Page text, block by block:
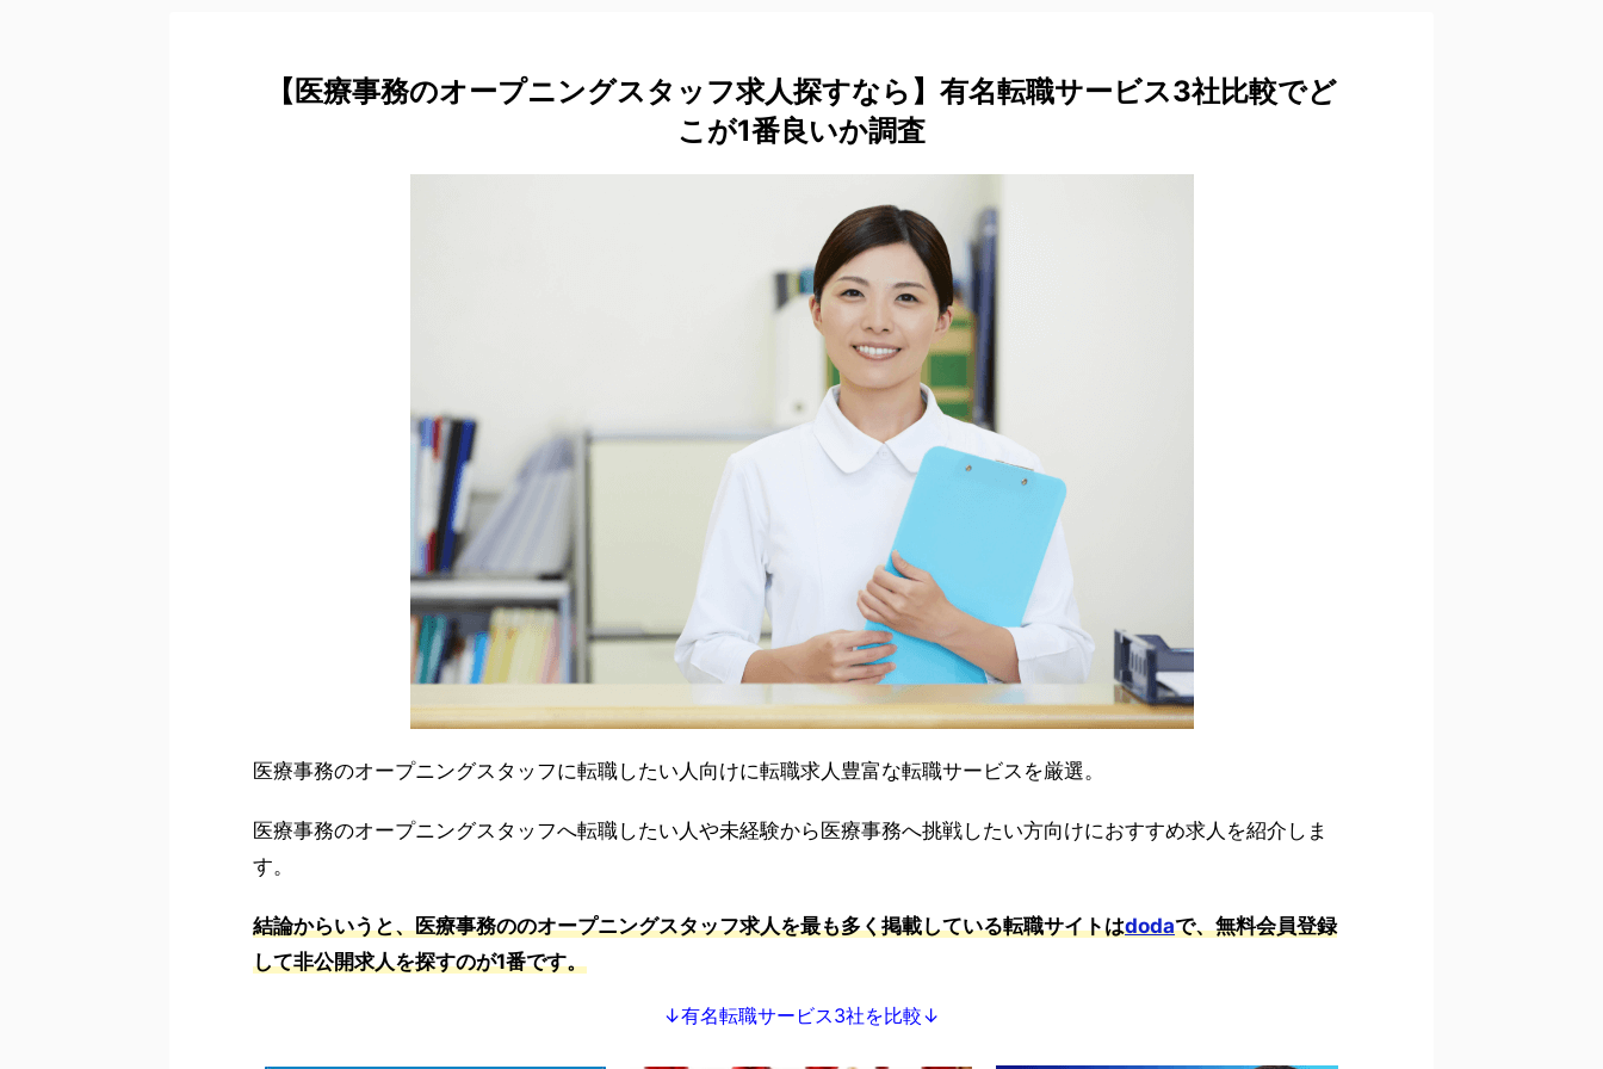
【医療事務のオープニングスタッフ求人探すなら】有名転職サービス3社比較でど
こが1番良いか調査
医療事務のオープニングスタッフに転職したい人向けに転職求人豊富な転職サービスを厳選。
医療事務のオープニングスタッフへ転職したい人や未経験から医療事務へ挑戦したい方向けにおすすめ求人を紹介しま
す。
結論からいうと、医療事務ののオープニングスタッフ求人を最も多く掲載している転職サイトはdodaで、無料会員登録
して非公開求人を探すのが1番です。
↓有名転職サービス3社を比較↓